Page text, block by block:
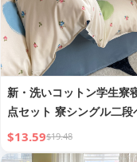
新・洗いコットン学生寮
点セット 寮シングル二段
シートスタイル4点セット
グル掛け布団カバー
$13.59$19.48